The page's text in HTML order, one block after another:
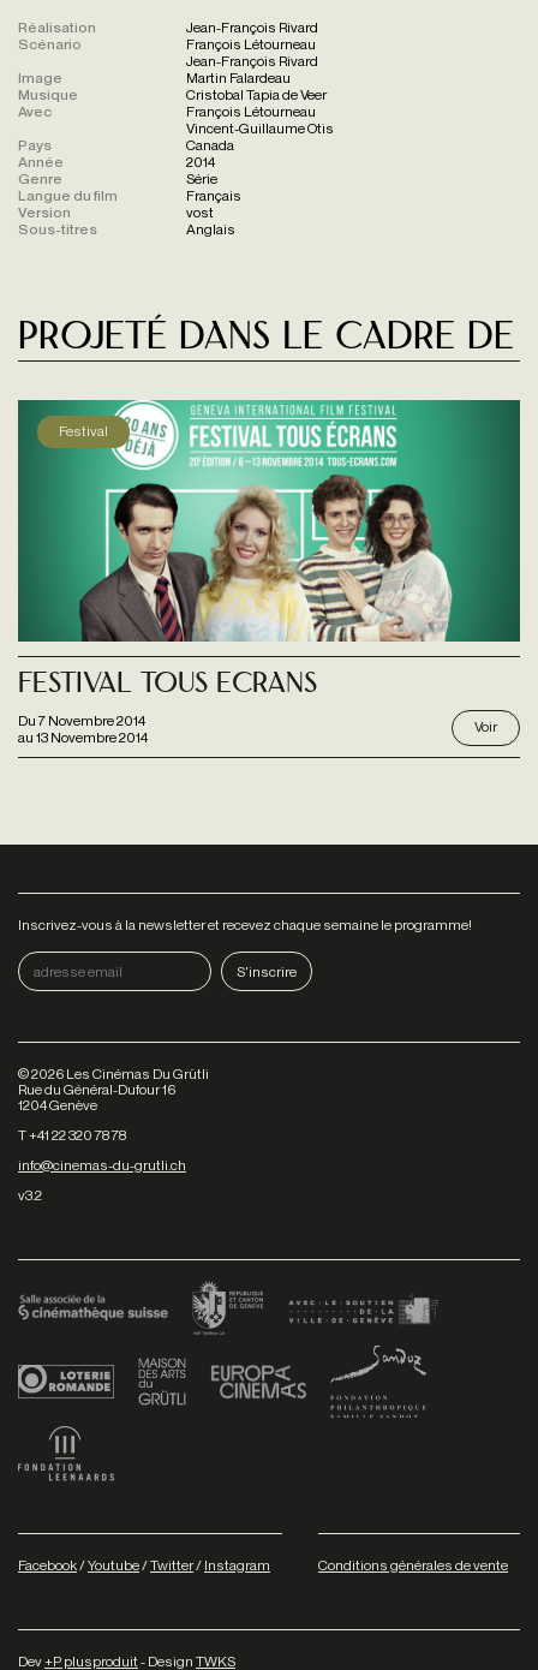
Réalisation
Jean-François Rivard
Scénario
François Létourneau
Jean-François Rivard
Image
Martin Falardeau
Musique
Cristobal Tapia de Veer
Avec
François Létourneau
Vincent-Guillaume Otis
Pays
Canada
Année
2014
Genre
Série
Langue du film
Français
Version
vost
Sous-titres
Anglais
Projeté dans le cadre de
Festival
Du7 Novembre 2014
au 13 Novembre 2014
Festival Tous Ecrans
Voir
Inscrivez-vous à la newsletter et recevez chaque semaine le programme!
©2026 Les Cinémas Du Grütli
Rue du Général-Dufour 16
1204 Genève
T +41 22 320 78 78
info@cinemas-du-grutli.ch
v3.2
Facebook/Youtube/Twitter/ Instagram Conditions générales de vente
Dev+P plusproduit- Design TWKS